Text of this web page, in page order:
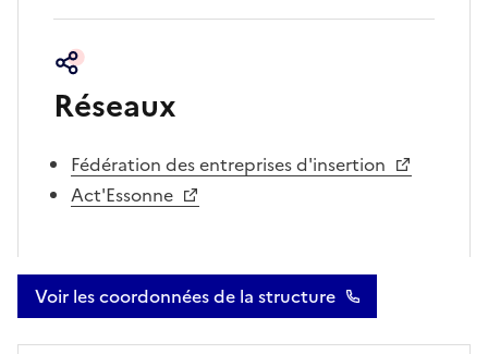
Réseaux
Fédération des entreprises d'insertion
Act'Essonne
Voir les coordonnées de la structure